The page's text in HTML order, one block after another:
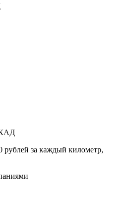
рублей за каждый километр,